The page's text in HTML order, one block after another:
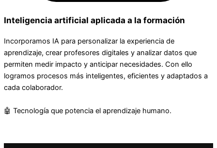
Inteligencia artificial aplicada a la formación
Incorporamos IA para personalizar la experiencia de
aprendizaje, crear profesores digitales y analizar datos que
permiten medir impacto y anticipar necesidades. Con ello
logramos procesos más inteligentes, eficientes y adaptados a
cada colaborador.
🤖 Tecnología que potencia el aprendizaje humano.